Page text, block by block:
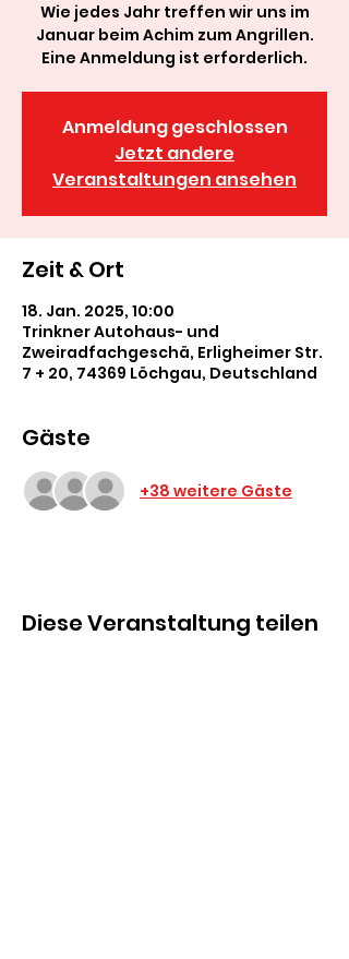
Wie jedes Jahr treffen wir uns im
Januar beim Achim zum Angrillen.
Eine Anmeldung ist erforderlich.
Anmeldung geschlossen
Jetzt andere
Veranstaltungen ansehen
Zeit & Ort
18. Jan. 2025, 10:00
Trinkner Autohaus- und
Zweiradfachgeschä, Erligheimer Str.
7 + 20, 74369 Löchgau, Deutschland
Gäste
+38 weitere Gäste
Diese Veranstaltung teilen